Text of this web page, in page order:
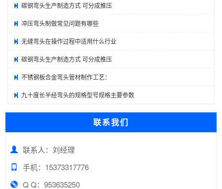
碳钢弯头生产制造方式 可分成推压
冲压弯头制做常见问题有哪些
无缝弯头在操作过程中适用什么行业
碳钢弯头生产制造方式 可分成推压
不锈钢板合金弯头管材制作工艺：
九十度长半经弯头的规格型号规格主要参数
联系我们
联系人：刘经理
手机：15373317776
Q Q：953635250